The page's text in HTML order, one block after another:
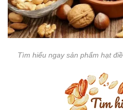
Tìm hiểu ngay sản phẩm hạt